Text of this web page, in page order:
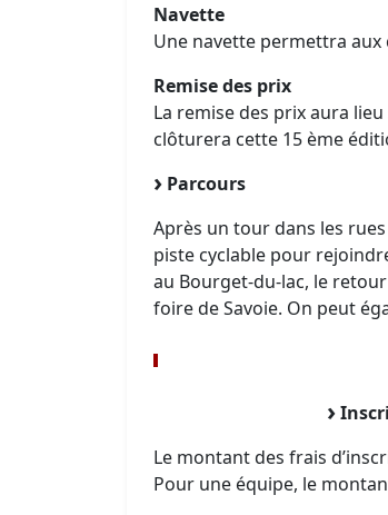
Navette
Une navette permettra aux
Remise des prix
La remise des prix aura
clôturera cette 15 ème
Parcours
Après un tour dans les
piste cyclable pour
au Bourget-du-lac, le retour
foire de Savoie. On peut
Le montant des frais
Pour une équipe, le